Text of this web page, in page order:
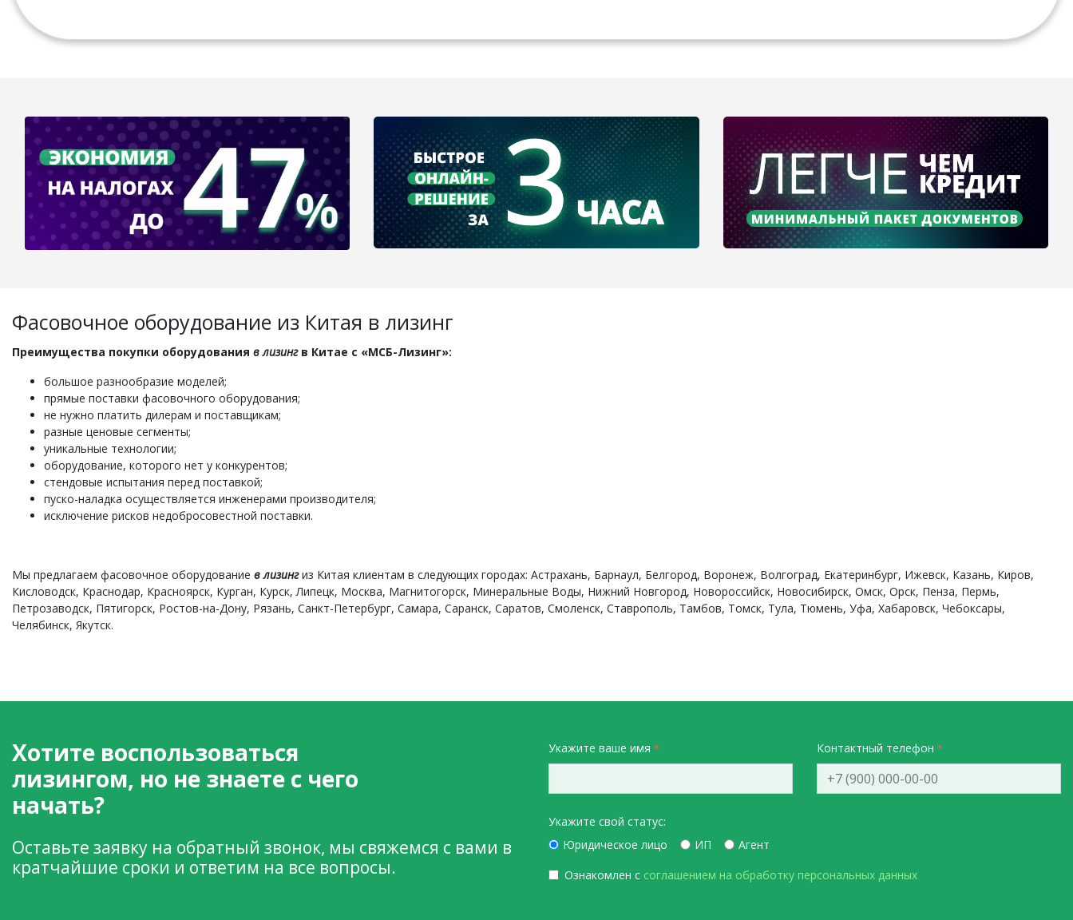
Фасовочное оборудование из Китая в лизинг
Преимущества покупки оборудования в лизингв Китае с «МСБ-Лизинг»:
большое разнообразие моделей;
прямые поставки фасовочного оборудования;
не нужно платить дилерам и поставщикам;
разные ценовые сегменты;
уникальные технологии;
оборудование, которого нет у конкурентов;
стендовые испытания перед поставкой;
пуско-наладка осуществляется инженерами производителя;
исключение рисков недобросовестной поставки.
Мы предлагаем фасовочное оборудование в лизингиз Китая клиентам в следующих городах: Астрахань, Барнаул, Белгород, Воронеж, Волгоград, Екатеринбург, Ижевск, Казань, Киров,
Кисловодск, Краснодар, Красноярск, Курган, Курск, Липецк, Москва, Магнитогорск, Минеральные Воды, Нижний Новгород, Новороссийск, Новосибирск, Омск, Орск, Пенза, Пермь,
Петрозаводск, Пятигорск, Ростов-на-Дону, Рязань, Санкт-Петербург, Самара, Саранск, Саратов, Смоленск, Ставрополь, Тамбов, Томск, Тула, Тюмень, Уфа, Хабаровск, Чебоксары,
Челябинск, Якутск.
Хотите воспользоваться
лизингом, но не знаете с чего
начать?
Оставьте заявку на обратный звонок, мы свяжемся с вами в
кратчайшие сроки и ответим на все вопросы.
Укажите ваше имя Контактный телефон
Укажите свой статус:
Юридическое лицо
ИП
Агент
Ознакомлен с соглашением на обработку персональных данных